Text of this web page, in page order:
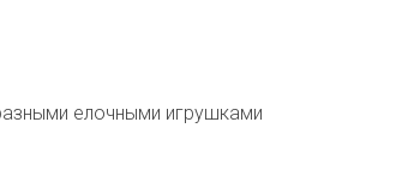
елочными игрушками